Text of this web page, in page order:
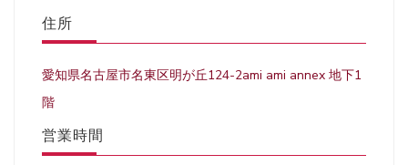
住所
愛知県名古屋市名東区明が丘124-2ami ami annex 地下1
階
営業時間